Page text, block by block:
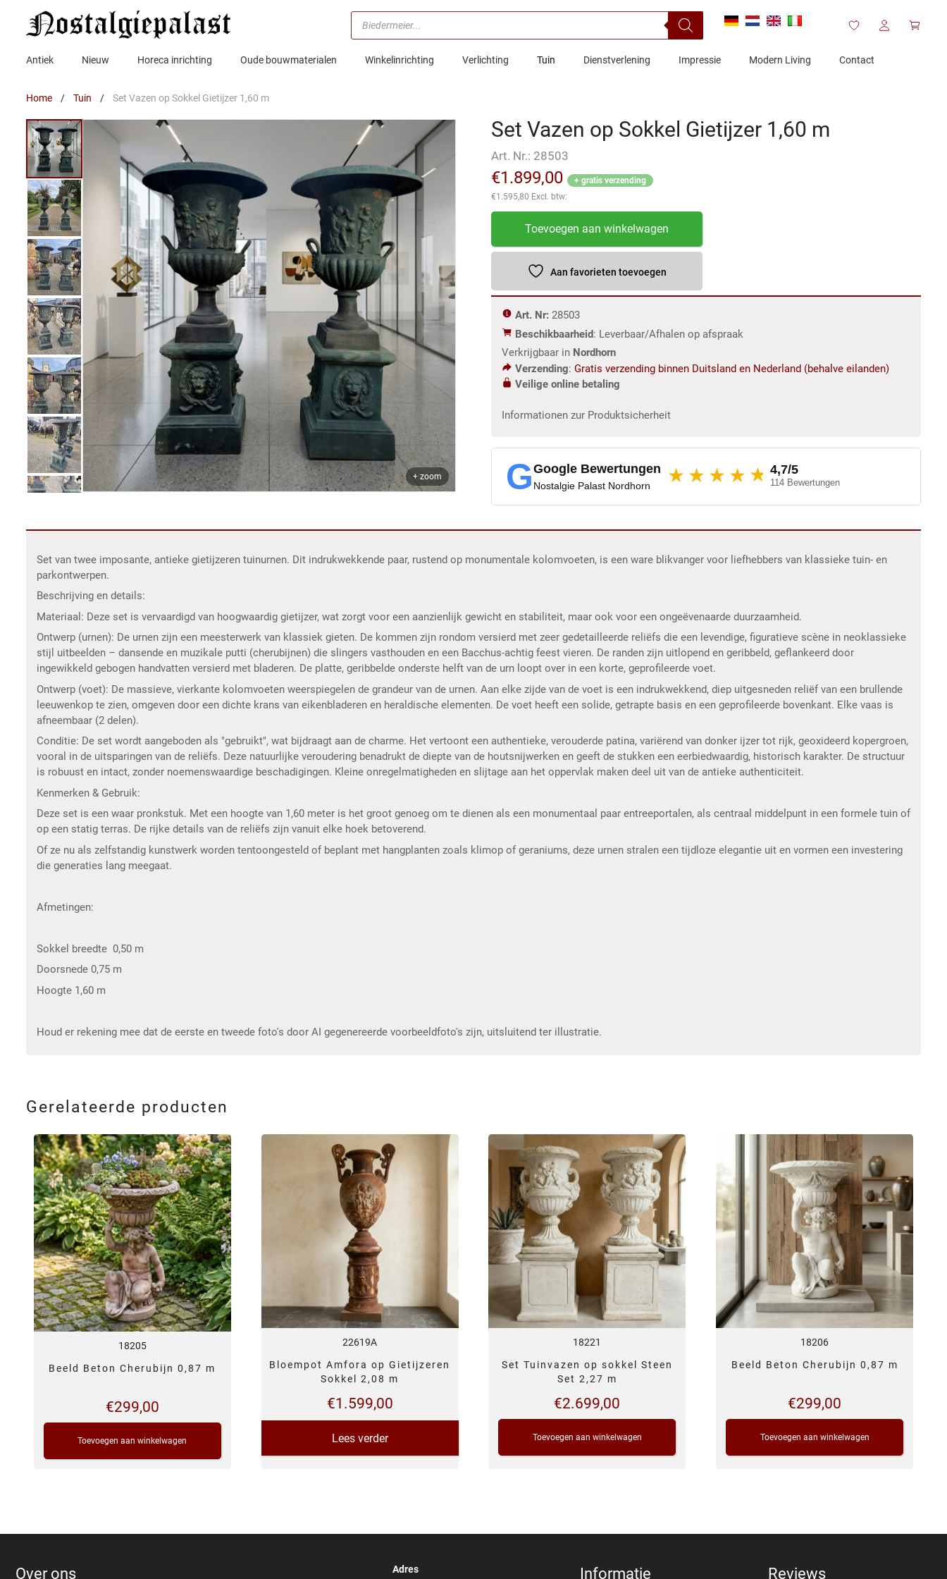
inhoud
Producten
zoeken
Antiek Nieuw Horeca inrichting Oude bouwmaterialen Winkelinrichting Verlichting Tuin Dienstverlening Impressie Modern Living Contact
Home / Tuin / Set Vazen op Sokkel Gietijzer 1,60 m
+ zoom
Set Vazen op Sokkel Gietijzer 1,60 m
Art. Nr.: 28503
€1.899,00
+ gratis verzending
€1.595,80 Excl. btw:
Set
op
Gietijzer
1,60
aantal
Toevoegen aan winkelwagen
Aan favorieten toevoegen
Art. Nr:28503
Beschikbaarheid: Leverbaar/Afhalen op afspraak
Verkrijgbaar in Nordhorn
Verzending:Gratis verzending binnen Duitsland en Nederland (behalve eilanden)
Veilige online betaling
Informationen zur Produktsicherheit
GGoogle Bewertungen
Nostalgie Palast Nordhorn ★★★★ ★ 4,7/5
114 Bewertungen
Set van twee imposante, antieke gietijzeren tuinurnen. Dit indrukwekkende paar, rustend op monumentale kolomvoeten, is een ware blikvanger voor liefhebbers van klassieke tuin- en
parkontwerpen.
Beschrijving en details:
Materiaal: Deze set is vervaardigd van hoogwaardig gietijzer, wat zorgt voor een aanzienlijk gewicht en stabiliteit, maar ook voor een ongeëvenaarde duurzaamheid.
Ontwerp (urnen): De urnen zijn een meesterwerk van klassiek gieten. De kommen zijn rondom versierd met zeer gedetailleerde reliëfs die een levendige, figuratieve scène in neoklassieke
stijl uitbeelden – dansende en muzikale putti (cherubijnen) die slingers vasthouden en een Bacchus-achtig feest vieren. De randen zijn uitlopend en geribbeld, geflankeerd door
ingewikkeld gebogen handvatten versierd met bladeren. De platte, geribbelde onderste helft van de urn loopt over in een korte, geprofileerde voet.
Ontwerp (voet): De massieve, vierkante kolomvoeten weerspiegelen de grandeur van de urnen. Aan elke zijde van de voet is een indrukwekkend, diep uitgesneden reliëf van een brullende
leeuwenkop te zien, omgeven door een dichte krans van eikenbladeren en heraldische elementen. De voet heeft een solide, getrapte basis en een geprofileerde bovenkant. Elke vaas is
afneembaar (2 delen).
Conditie: De set wordt aangeboden als "gebruikt", wat bijdraagt ​​aan de charme. Het vertoont een authentieke, verouderde patina, variërend van donker ijzer tot rijk, geoxideerd kopergroen,
vooral in de uitsparingen van de reliëfs. Deze natuurlijke veroudering benadrukt de diepte van de houtsnijwerken en geeft de stukken een eerbiedwaardig, historisch karakter. De structuur
is robuust en intact, zonder noemenswaardige beschadigingen. Kleine onregelmatigheden en slijtage aan het oppervlak maken deel uit van de antieke authenticiteit.
Kenmerken & Gebruik:
Deze set is een waar pronkstuk. Met een hoogte van 1,60 meter is het groot genoeg om te dienen als een monumentaal paar entreeportalen, als centraal middelpunt in een formele tuin of
op een statig terras. De rijke details van de reliëfs zijn vanuit elke hoek betoverend.
Of ze nu als zelfstandig kunstwerk worden tentoongesteld of beplant met hangplanten zoals klimop of geraniums, deze urnen stralen een tijdloze elegantie uit en vormen een investering
die generaties lang meegaat.
Afmetingen:
Sokkel breedte 0,50 m
Doorsnede 0,75 m
Hoogte 1,60 m
Houd er rekening mee dat de eerste en tweede foto's door AI gegenereerde voorbeeldfoto's zijn, uitsluitend ter illustratie.
Gerelateerde producten
18205
Beeld Beton Cherubijn 0,87 m
€299,00
Toevoegen aan winkelwagen
22619A
Bloempot Amfora op Gietijzeren
Sokkel 2,08 m
€1.599,00
Lees verder
18221
Set Tuinvazen op sokkel Steen
Set 2,27 m
€2.699,00
Toevoegen aan winkelwagen
18206
Beeld Beton Cherubijn 0,87 m
€299,00
Toevoegen aan winkelwagen
Over ons
Adres
Informatie Reviews